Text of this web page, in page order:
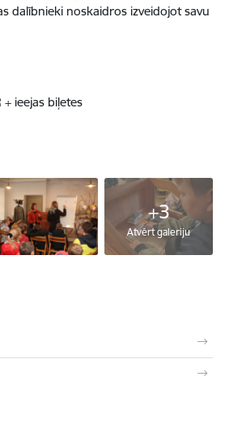
dalībnieki noskaidros izveidojot savu
ieejas biļetes
+3
Atvērt galeriju